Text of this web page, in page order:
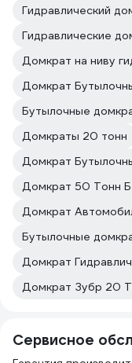
Гидравлический
Гидравлические
Домкрат на ниву
Домкрат
Бутылочные
Домкраты 20 тонн
Домкрат
Домкрат 50 Тонн
Бутылочные
Домкрат
Домкрат Зубр 20
Сервисное